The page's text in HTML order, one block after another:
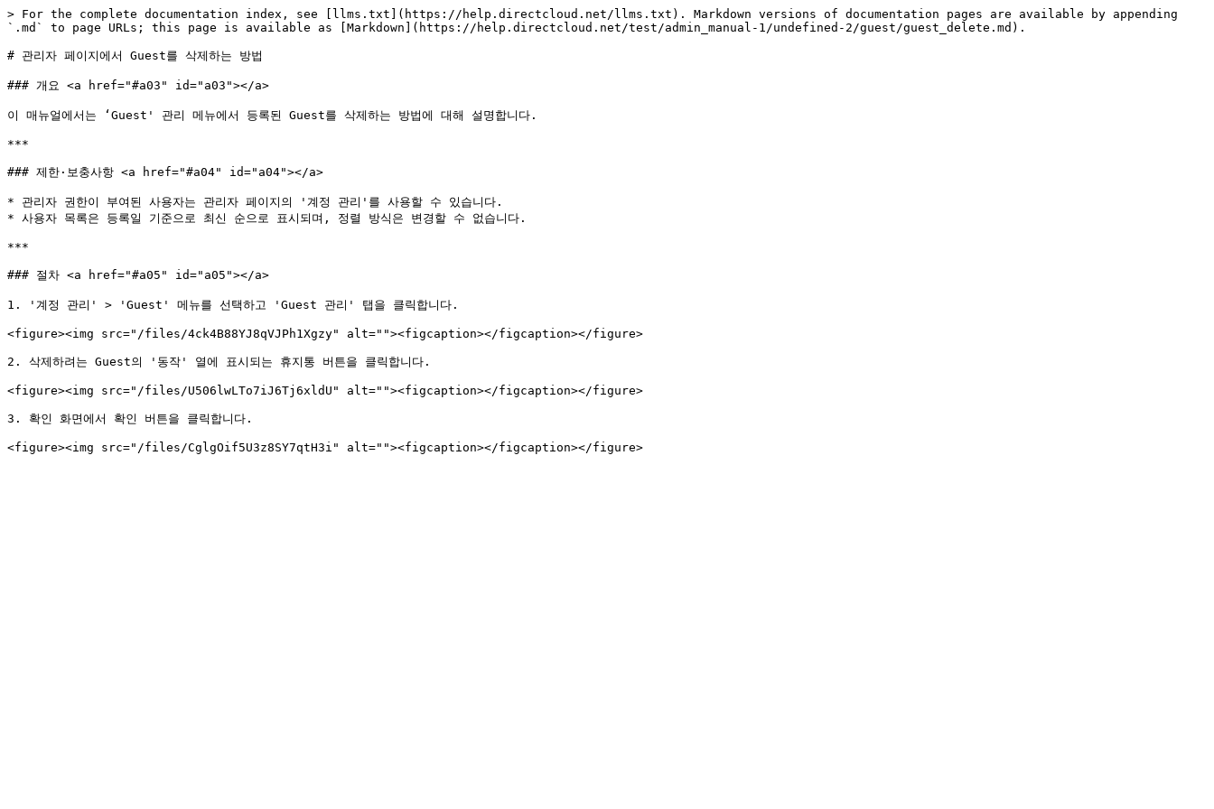
> For the complete documentation index, see [llms.txt](https://help.directcloud.net/llms.txt). Markdown versions of documentation pages are available by appending
`.md` to page URLs; this page is available as [Markdown](https://help.directcloud.net/test/admin_manual-1/undefined-2/guest/guest_delete.md).
# 관리자 페이지에서 Guest를 삭제하는 방법
### 개요 <a href="#a03" id="a03"></a>
이 매뉴얼에서는 ‘Guest' 관리 메뉴에서 등록된 Guest를 삭제하는 방법에 대해 설명합니다.
***
### 제한·보충사항 <a href="#a04" id="a04"></a>
* 관리자 권한이 부여된 사용자는 관리자 페이지의 '계정 관리'를 사용할 수 있습니다.
* 사용자 목록은 등록일 기준으로 최신 순으로 표시되며, 정렬 방식은 변경할 수 없습니다.
***
### 절차 <a href="#a05" id="a05"></a>
1. '계정 관리' > 'Guest' 메뉴를 선택하고 'Guest 관리' 탭을 클릭합니다.
<figure><img src="/files/4ck4B88YJ8qVJPh1Xgzy" alt=""><figcaption></figcaption></figure>
2. 삭제하려는 Guest의 '동작' 열에 표시되는 휴지통 버튼을 클릭합니다.
<figure><img src="/files/U506lwLTo7iJ6Tj6xldU" alt=""><figcaption></figcaption></figure>
3. 확인 화면에서 확인 버튼을 클릭합니다.